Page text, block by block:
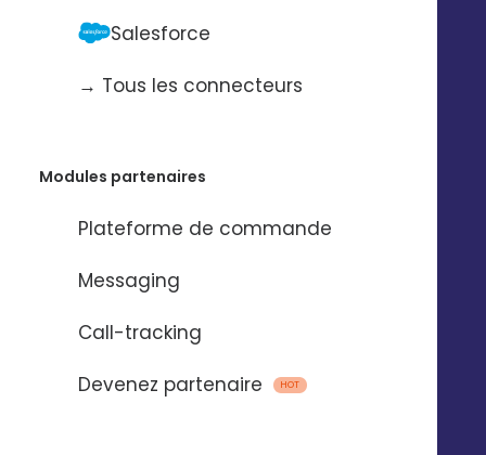
Salesforce
→ Tous les connecteurs
Modules partenaires
Plateforme de commande
Messaging
Call-tracking
Devenez partenaire
HOT